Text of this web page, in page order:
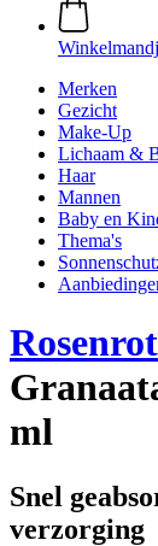
Merken
Gezicht
Make-Up
Lichaam &
Haar
Mannen
Baby en
Thema's
Rosenrot
ml
Snel
verzorging